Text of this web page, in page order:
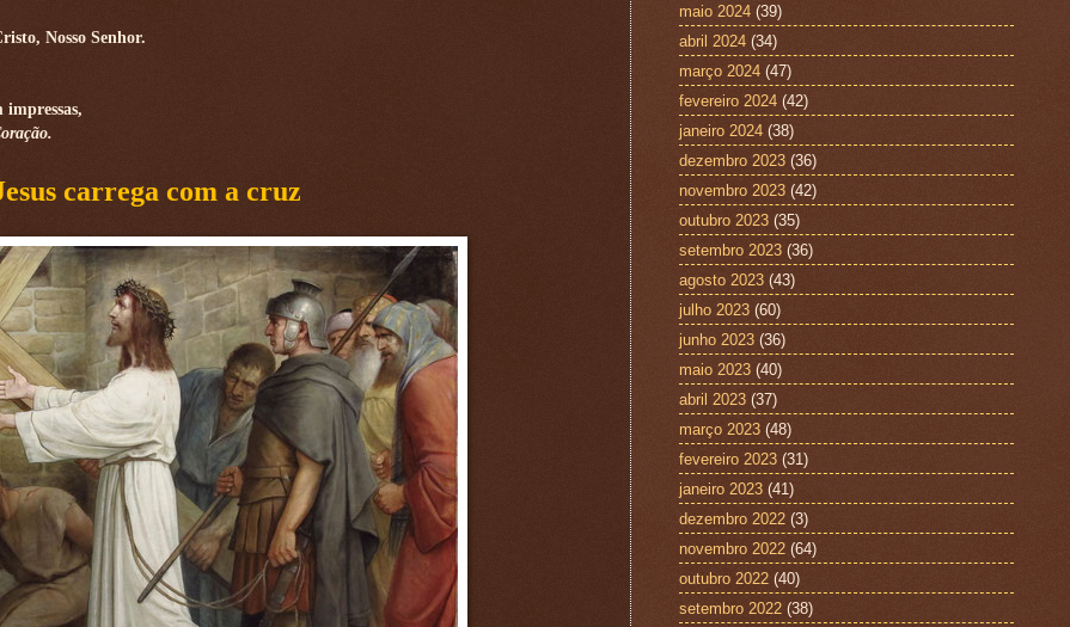
Nosso Senhor.
carrega com a cruz
maio 2024 (39)
abril 2024 (34)
março 2024 (47)
fevereiro 2024 (42)
janeiro 2024 (38)
dezembro 2023 (36)
novembro 2023 (42)
outubro 2023 (35)
setembro 2023 (36)
agosto 2023 (43)
julho 2023 (60)
junho 2023 (36)
maio 2023 (40)
abril 2023 (37)
março 2023 (48)
fevereiro 2023 (31)
janeiro 2023 (41)
dezembro 2022 (3)
novembro 2022 (64)
outubro 2022 (40)
setembro 2022 (38)